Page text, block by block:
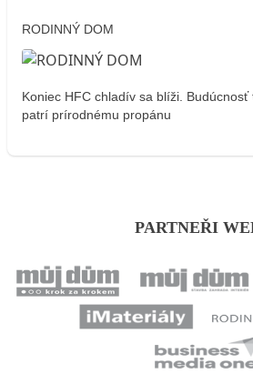
RODINNÝ DOM
Koniec HFC chladív sa blíži.
patrí prírodnému propánu
PARTNEŘI